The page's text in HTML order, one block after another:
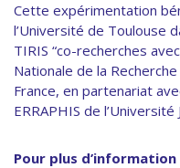
Cette expérimentation
l’Université de Toulouse
TIRIS “co-recherches
Nationale de la
France, en partenariat
ERRAPHIS de l’Université
Pour plus d’information